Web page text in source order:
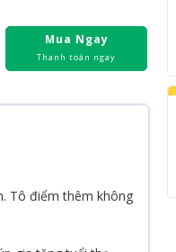
Mua Ngay
Thanh toán ngay
Tô điểm thêm không